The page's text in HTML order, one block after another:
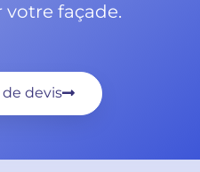
façade.
devis